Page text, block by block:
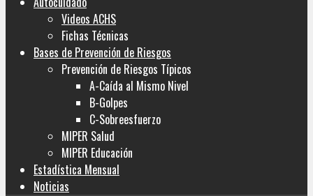
Videos ACHS
Fichas Técnicas
Bases de Prevención de Riesgos
Prevención de Riesgos Típicos
A-Caída al Mismo Nivel
B-Golpes
C-Sobreesfuerzo
MIPER Salud
MIPER Educación
Estadística Mensual
Noticias